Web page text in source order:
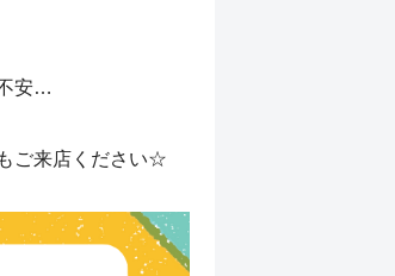
安…
ご来店ください☆